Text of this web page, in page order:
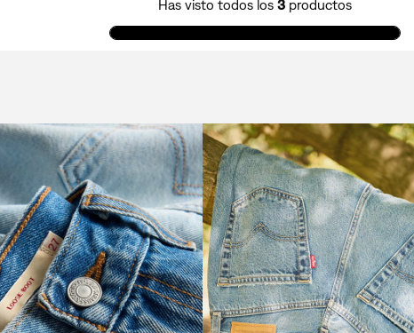
Has visto todos los 3 productos